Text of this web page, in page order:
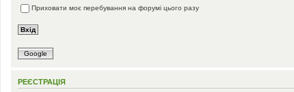
Приховати моє перебування на форумі цього разу
Google
РЕЄСТРАЦІЯ